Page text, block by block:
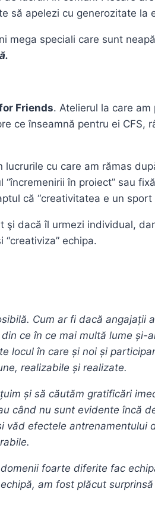
să apelezi cu generozitate la
mega speciali care sunt
Friends. Atelierul la care
ce înseamnă pentru ei
cu care am rămas
în proiect” sau
că “creativitatea e un sport
dacă îl urmezi individual,
echipa.
Cum ar fi dacă angajații
ce în ce mai multă lume
locul în care și noi și
realizabile și realizate.
și să căutăm gratificări
când nu sunt evidente încă
efectele antrenamentului
foarte diferite fac
am fost plăcut